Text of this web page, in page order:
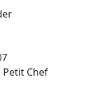
Petit Chef